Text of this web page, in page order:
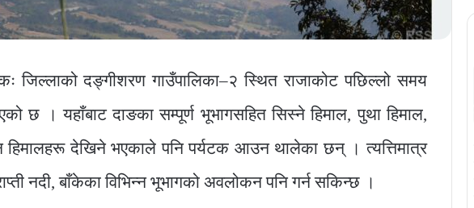
जिल्लाको दङ्गीशरण गाउँपालिका–२ स्थित राजाकोट पछिल्लो समय
छ । यहाँबाट दाङका सम्पूर्ण भूभागसहित सिस्ने हिमाल, पुथा हिमाल,
हिमालहरू देखिने भएकाले पनि पर्यटक आउन थालेका छन् । त्यत्तिमात्र
नदी, बाँकेका विभिन्न भूभागको अवलोकन पनि गर्न सकिन्छ ।